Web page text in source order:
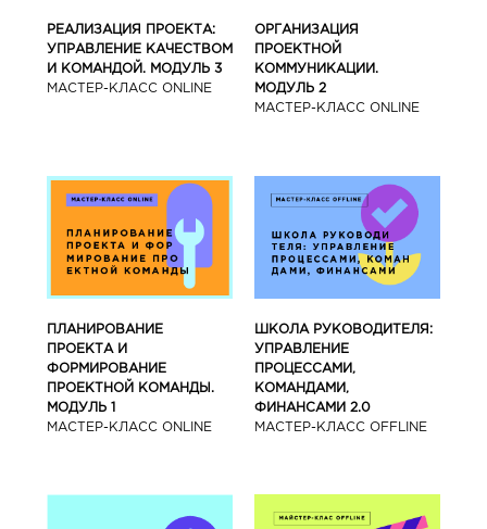
РЕАЛИЗАЦИЯ ПРОЕКТА:
УПРАВЛЕНИЕ КАЧЕСТВОМ
И КОМАНДОЙ. МОДУЛЬ 3
МАСТЕР-КЛАСС ONLINE
ОРГАНИЗАЦИЯ
ПРОЕКТНОЙ
КОММУНИКАЦИИ.
МОДУЛЬ 2
МАСТЕР-КЛАСС ONLINE
ПЛАНИРОВАНИЕ
ПРОЕКТА И
ФОРМИРОВАНИЕ
ПРОЕКТНОЙ КОМАНДЫ.
МОДУЛЬ 1
МАСТЕР-КЛАСС ONLINE
ШКОЛА РУКОВОДИТЕЛЯ:
УПРАВЛЕНИЕ
ПРОЦЕССАМИ,
КОМАНДАМИ,
ФИНАНСАМИ 2.0
МАСТЕР-КЛАСС OFFLINE